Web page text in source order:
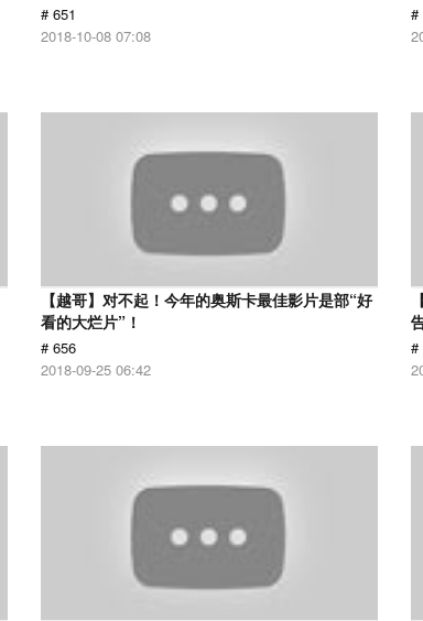
# 651
2018-10-08 07:08
#
【越哥】对不起！今年的奥斯卡最佳影片是部“好
看的大烂片”！
# 656
2018-09-25 06:42
#